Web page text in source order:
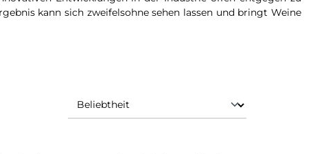
kann sich zweifelsohne sehen lassen und bringt Weine